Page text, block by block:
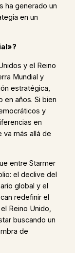
ha generado un
en un
y el Reino
Mundial y
estratégica,
en años. Si bien
y
en
va más allá de
entre Starmer
el declive del
global y el
redefinir el
Reino Unido,
buscando un
de